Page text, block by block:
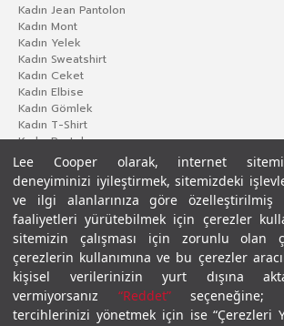
Lee Cooper olarak, internet
deneyiminizi iyileştirmek, sitemizdeki
ve ilgi alanlarınıza göre özelleştirilmiş
faaliyetleri yürütebilmek için çerezler
sitemizin çalışması için zorunlu olan
çerezlerin kullanımına ve bu çerezler
kişisel verilerinizin yurt dışına
vermiyorsanız “Reddet”seçeneğine;
tercihlerinizi yönetmek için ise “Çerezleri
Kadın Jean Pantolon
Kadın Mont
Kadın Yelek
Kadın Sweatshirt
Kadın Ceket
Kadın Elbise
Kadın Gömlek
Kadın T-Shirt
Kadın Pantolon
Gizlilik PolitikasıÇerez PolitikasıKVKK Aydınlatma